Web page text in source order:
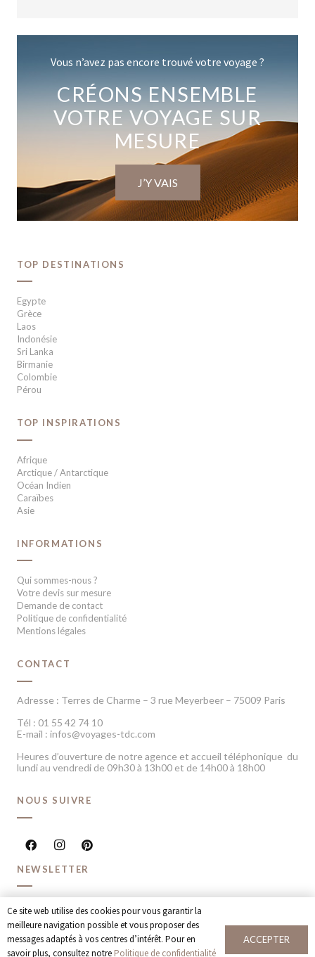
Vous n’avez pas encore trouvé votre voyage ?
CRÉONS ENSEMBLE
VOTRE VOYAGE SUR
MESURE
J’Y VAIS
TOP DESTINATIONS
Egypte
Grèce
Laos
Indonésie
Sri Lanka
Birmanie
Colombie
Pérou
TOP INSPIRATIONS
Afrique
Arctique / Antarctique
Océan Indien
Caraïbes
Asie
INFORMATIONS
Qui sommes-nous ?
Votre devis sur mesure
Demande de contact
Politique de confidentialité
Mentions légales
CONTACT
Adresse : Terres de Charme – 3 rue Meyerbeer – 75009 Paris
Tél : 01 55 42 74 10
E-mail : infos@voyages-tdc.com
Heures d’ouverture de notre agence et accueil téléphonique du
lundi au vendredi de 09h30 à 13h00 et de 14h00 à 18h00
NOUS SUIVRE
NEWSLETTER
Recevoir chaque mois nos dernières inspirations voyage et
offres spéciales
JE M’INSCRIS
Ce site web utilise des cookies pour vous garantir la
meilleure navigation possible et vous proposer des
messages adaptés à vos centres d’intérêt. Pour en
savoir plus, consultez notre Politique de confidentialité
ACCEPTER